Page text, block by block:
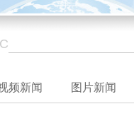
频新闻 图片新闻